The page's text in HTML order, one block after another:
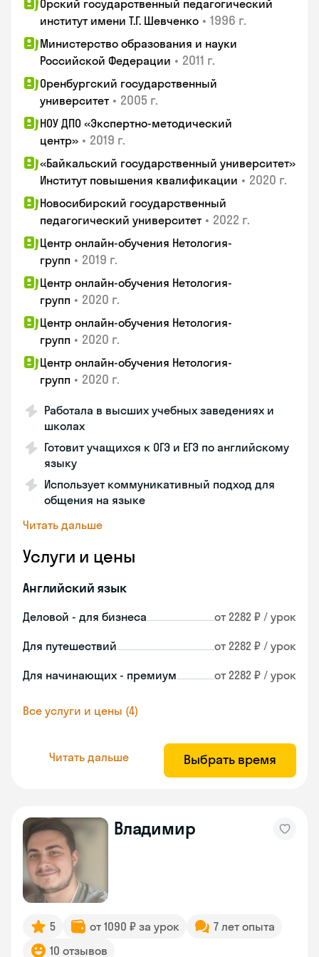
Орский государственный педагогический
институт имени Т.Г. Шевченко • 1996 г.
Министерство образования и науки
Российской Федерации • 2011 г.
Оренбургский государственный
университет • 2005 г.
НОУ ДПО «Экспертно-методический
центр» • 2019 г.
«Байкальский государственный университет»
Институт повышения квалификации • 2020 г.
Новосибирский государственный
педагогический университет • 2022 г.
Центр онлайн-обучения Нетология-
групп • 2019 г.
Центр онлайн-обучения Нетология-
групп • 2020 г.
Центр онлайн-обучения Нетология-
групп • 2020 г.
Центр онлайн-обучения Нетология-
групп • 2020 г.
Работала в высших учебных заведениях и
школах
Готовит учащихся к ОГЭ и ЕГЭ по английскому
языку
Использует коммуникативный подход для
общения на языке
Читать дальше
Услуги и цены
Английский язык
Деловой - для бизнеса от 2282 ₽ / урок
Для путешествий от 2282 ₽ / урок
Для начинающих - премиум от 2282 ₽ / урок
Все услуги и цены (4)
Читать дальше Выбрать время
Владимир
5 от 1090 ₽ за урок
7 лет опыта
10 отзывов